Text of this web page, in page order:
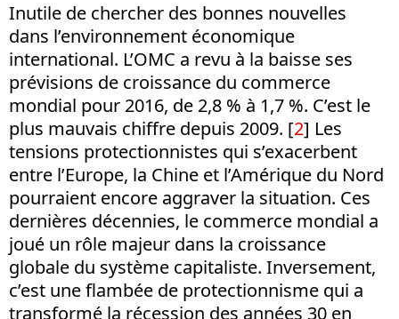
Inutile de chercher des bonnes nouvelles
dans l’environnement économique
international. L’OMC a revu à la baisse ses
prévisions de croissance du commerce
mondial pour 2016, de 2,8 % à 1,7 %. C’est le
plus mauvais chiffre depuis 2009. [2] Les
tensions protectionnistes qui s’exacerbent
entre l’Europe, la Chine et l’Amérique du Nord
pourraient encore aggraver la situation. Ces
dernières décennies, le commerce mondial a
joué un rôle majeur dans la croissance
globale du système capitaliste. Inversement,
c’est une flambée de protectionnisme qui a
transformé la récession des années 30 en